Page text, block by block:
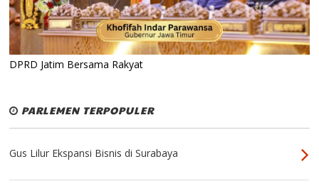
DPRD Jatim Bersama Rakyat
PARLEMEN TERPOPULER
Gus Lilur Ekspansi Bisnis di Surabaya